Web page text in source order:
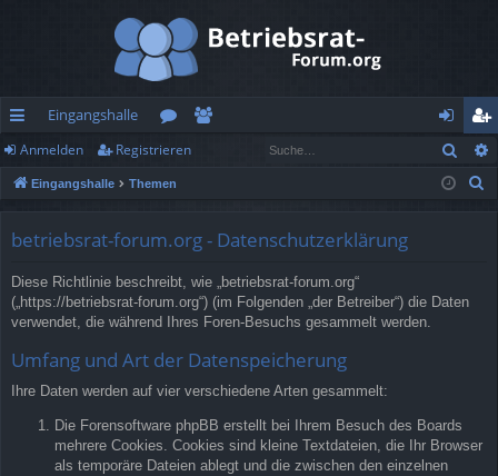
ch
ne
rif
Eingangshalle
or
en
n
m
n
eg
ist
Anmelden Registrieren
Eingangshalle Themen
betriebsrat-forum.org - Datenschutzerklärung
Diese Richtlinie beschreibt, wie „betriebsrat-forum.org“
(„https://betriebsrat-forum.org“) (im Folgenden „der Betreiber“) die Daten
verwendet, die während Ihres Foren-Besuchs gesammelt werden.
Umfang und Art der Datenspeicherung
Ihre Daten werden auf vier verschiedene Arten gesammelt:
Die Forensoftware phpBB erstellt bei Ihrem Besuch des Boards
mehrere Cookies. Cookies sind kleine Textdateien, die Ihr Browser
als temporäre Dateien ablegt und die zwischen den einzelnen